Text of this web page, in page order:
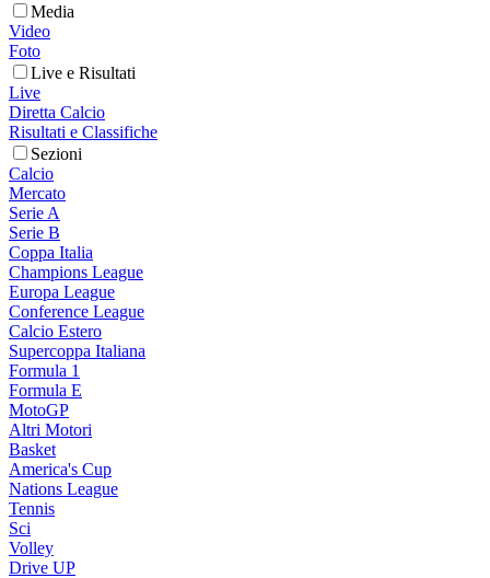
Media
Video
Foto
Live e Risultati
Live
Diretta Calcio
Risultati e Classifiche
Sezioni
Calcio
Mercato
Serie A
Serie B
Coppa Italia
Champions League
Europa League
Conference League
Calcio Estero
Supercoppa Italiana
Formula 1
Formula E
MotoGP
Altri Motori
Basket
America's Cup
Nations League
Tennis
Sci
Volley
Drive UP